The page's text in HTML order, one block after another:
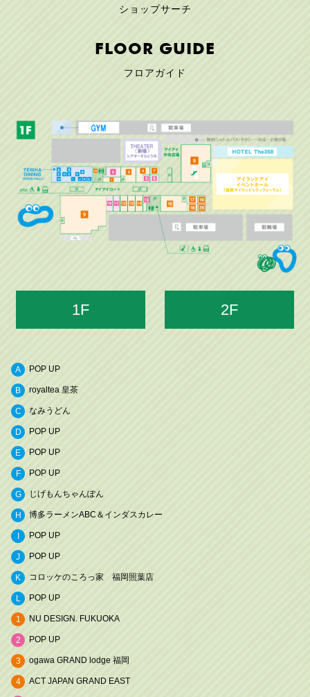
ショップサーチ
FLOOR GUIDE
フロアガイド
1F 2F
A POP UP
B royaltea 皇茶
C なみうどん
D POP UP
E POP UP
F POP UP
G じげもんちゃんぽん
H 博多ラーメンABC＆インダスカレー
I POP UP
J POP UP
K コロッケのころっ家 福岡照葉店
L POP UP
1 NU DESIGN. FUKUOKA
2 POP UP
3 ogawa GRAND lodge 福岡
4 ACT JAPAN GRAND EAST